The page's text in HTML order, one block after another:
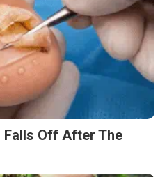
Falls Off After The